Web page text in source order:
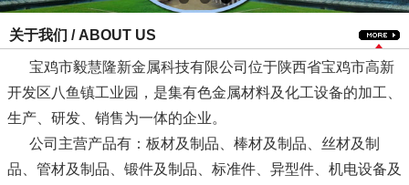
关于我们 / ABOUT US
宝鸡市毅慧隆新金属科技有限公司位于陕西省宝鸡市高新
开发区八鱼镇工业园，是集有色金属材料及化工设备的加工、
生产、研发、销售为一体的企业。
公司主营产品有：板材及制品、棒材及制品、丝材及制
品、管材及制品、锻件及制品、标准件、异型件、机电设备及